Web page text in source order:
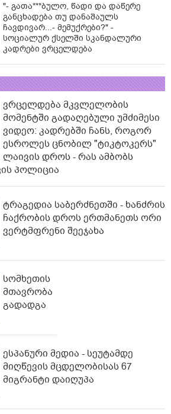
"- გათა***ბულო, წადი და დაწერე
განცხადება თუ დანაშაულს
ჩავდივარ...- მემუქრები?" -
სოციალურ ქსელში სკანდალური
კადრები ვრცელდება
ვრცელდება მკვლელობის
მომენტში გადაღებული უმძიმესი
ვიდეო: კადრებში ჩანს, როგორ
ესროლეს ცნობილ "ტიკტოკერს"
ლაივის დროს - რას ამბობს
პოლიცია
ტრაგედია საბერძნეთში - ხანძრის
ჩაქრობის დროს ერთმანეთს ორი
ვერტმფრენი შეეჯახა
სომხეთის
მთავრობა
გადადგა
ესპანური მედია - სეუტამდე
მიღწევის მცდელობისას 67
მიგრანტი დაიღუპა